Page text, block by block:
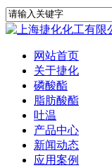
网站首页
关于捷化
磷酸酯
脂肪酸酯
吐温
产品中心
新闻动态
应用案例